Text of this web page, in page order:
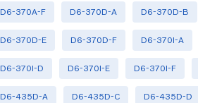
D6-370A-F D6-370D-A D6-370D-B
D6-370D-E D6-370D-F D6-370I-A
D6-370I-D D6-370I-E D6-370I-F
D6-435D-A D6-435D-C D6-435D-D